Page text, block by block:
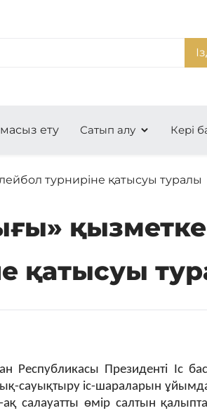
ету Сатып алу Кері
турниріне қатысуы туралы
қатысуы
Республикасы Президенті Іс
сауықтыру іс-шараларын
салауатты өмір салтын